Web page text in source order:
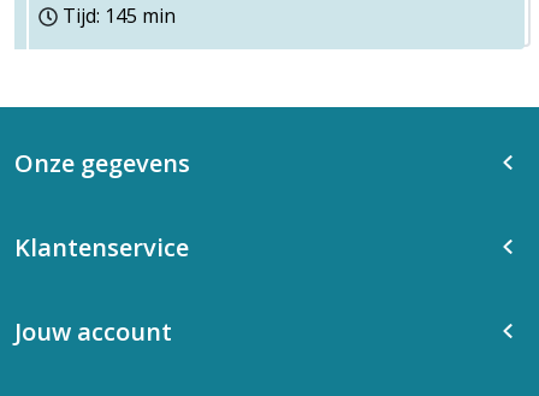
Tijd: 145 min
Onze gegevens
Klantenservice
Jouw account